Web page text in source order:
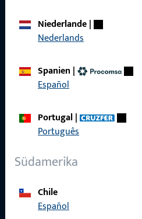
Niederlande|
Nederlands
Spanien |
Español
Portugal|
Português
Südamerika
Chile
Español